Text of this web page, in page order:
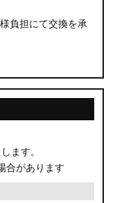
負担にて交換を承
ます。
合があります